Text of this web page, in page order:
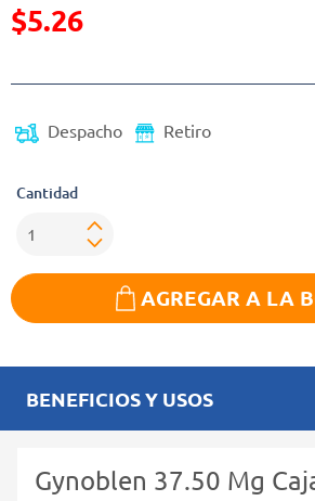
$5.26
Despacho Retiro
Cantidad
AGREGAR A LA
BENEFICIOS Y USOS
Gynoblen 37.50 Mg